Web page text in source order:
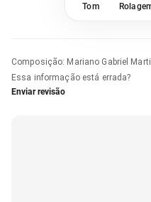
Tom
Composição: Mariano Gabriel
Essa informação está errada?
Enviar revisão